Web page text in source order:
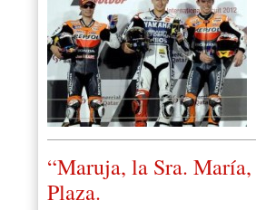
“Maruja, la Sra.
Plaza.